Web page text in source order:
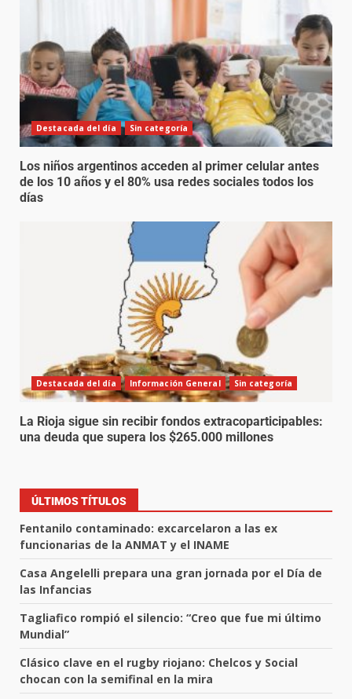
Destacada del día Sin categoría
Los niños argentinos acceden al primer celular antes
de los 10 años y el 80% usa redes sociales todos los
días
Destacada del día Información General Sin categoría
La Rioja sigue sin recibir fondos extracoparticipables:
una deuda que supera los $265.000 millones
ÚLTIMOS TÍTULOS
Fentanilo contaminado: excarcelaron a las ex
funcionarias de la ANMAT y el INAME
Casa Angelelli prepara una gran jornada por el Día de
las Infancias
Tagliafico rompió el silencio: “Creo que fue mi último
Mundial”
Clásico clave en el rugby riojano: Chelcos y Social
chocan con la semifinal en la mira